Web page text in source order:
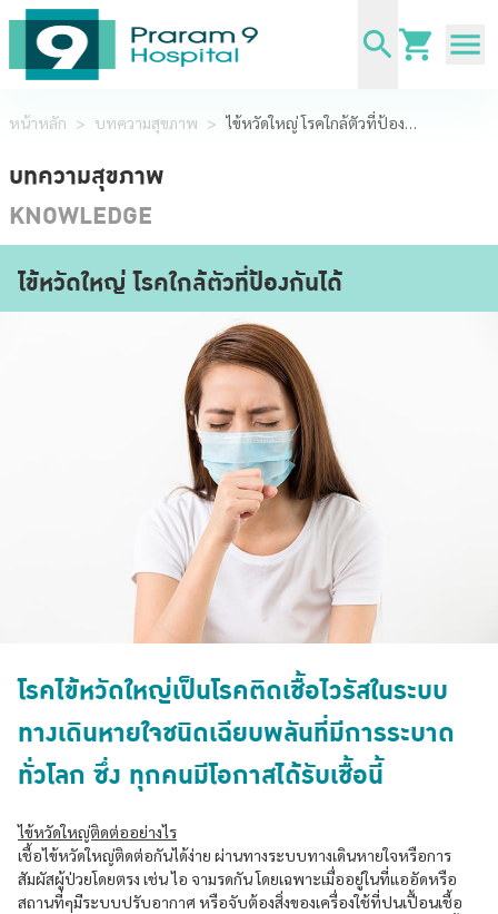
หน้าหลัก > บทความสุขภาพ > ไข้หวัดใหญ่ โรคใกล้ตัวที่ป้องกันได้
บทความสุขภาพ
KNOWLEDGE
ไข้หวัดใหญ่ โรคใกล้ตัวที่ป้องกันได้
โรคไข้หวัดใหญ่เป็นโรคติดเชื้อไวรัสในระบบ
ทางเดินหายใจชนิดเฉียบพลันที่มีการระบาด
ทั่วโลก ซึ่ง ทุกคนมีโอกาสได้รับเชื้อนี้
ไข้หวัดใหญ่ติดต่ออย่างไร
เชื้อไข้หวัดใหญ่ติดต่อกันได้ง่าย ผ่านทางระบบทางเดินหายใจหรือการ
สัมผัสผู้ป่วยโดยตรง เช่น ไอ จามรดกัน โดยเฉพาะเมื่ออยู่ในที่แออัดหรือ
สถานที่ๆมีระบบปรับอากาศ หรือจับต้องสิ่งของเครื่องใช้ที่ปนเปื้อนเชื้อ